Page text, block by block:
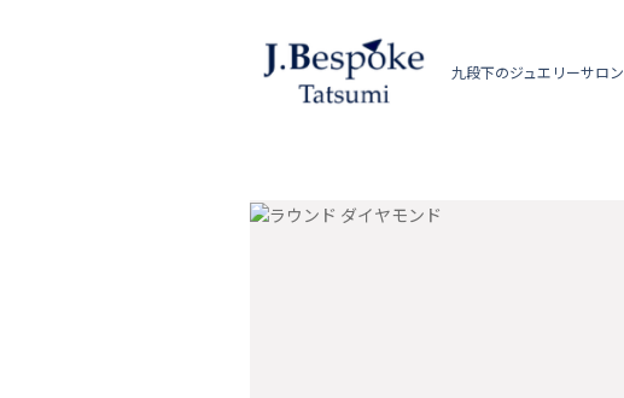
九段下のジュエリーサロン